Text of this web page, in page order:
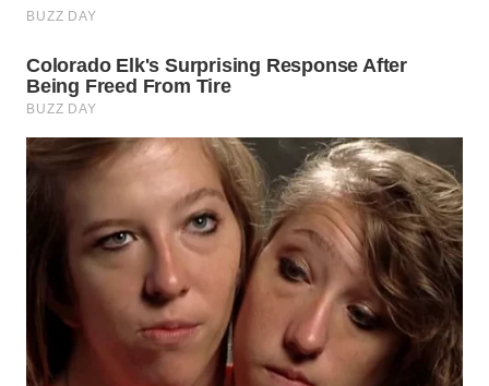
WN
WN
DANAU
WN
LANGKAT
TAPANULI